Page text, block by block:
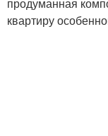
квартиру